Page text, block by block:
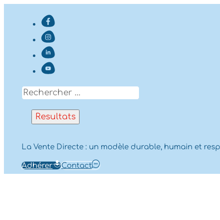
Search
Resultats
La Vente Directe : un modèle durable, humain et
Adhérer Contact